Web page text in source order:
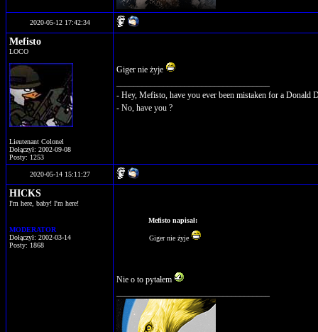
2020-05-12 17:42:34
Mefisto
LOCO
Lieutenant Colonel
Dołączył: 2002-09-08
Posty: 1253
Giger nie żyje
- Hey, Mefisto, have you ever been mistaken for a Donald
- No, have you ?
2020-05-14 15:11:27
HICKS
I'm here, baby! I'm here!
MODERATOR
Dołączył: 2002-03-14
Posty: 1868
Mefisto napisał:
Giger nie żyje
Nie o to pytałem